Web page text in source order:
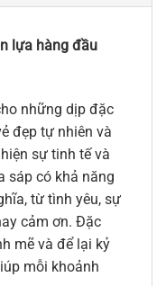
lựa hàng đầu
những dịp đặc
đẹp tự nhiên và
sự tinh tế và
sáp có khả năng
từ tình yêu, sự
cảm ơn. Đặc
mẽ và để lại kỷ
mỗi khoảnh